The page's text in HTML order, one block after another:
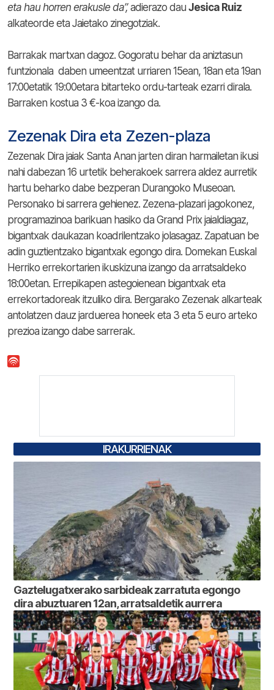
eta hau horren erakusle da”,adierazo dau Jesica Ruiz
alkateorde eta Jaietako zinegotziak.
Barrakak martxan dagoz. Gogoratu behar da aniztasun
funtzionala daben umeentzat urriaren 15ean, 18an eta 19an
17:00etatik 19:00etara bitarteko ordu-tarteak ezarri dirala.
Barraken kostua 3 €-koa izango da.
Zezenak Dira eta Zezen-plaza
Zezenak Dira jaiak Santa Anan jarten diran harmailetan ikusi
nahi dabezan 16 urtetik beherakoek sarrera aldez aurretik
hartu beharko dabe bezperan Durangoko Museoan.
Personako bi sarrera gehienez. Zezena-plazari jagokonez,
programazinoa barikuan hasiko da Grand Prix jaialdiagaz,
bigantxak daukazan koadrilentzako jolasagaz. Zapatuan be
adin guztientzako bigantxak egongo dira. Domekan Euskal
Herriko errekortarien ikuskizuna izango da arratsaldeko
18:00etan. Errepikapen astegoienean bigantxak eta
errekortadoreak itzuliko dira. Bergarako Zezenak alkarteak
antolatzen dauz jarduerea honeek eta 3 eta 5 euro arteko
prezioa izango dabe sarrerak.
IRAKURRIENAK
Gaztelugatxerako sarbideak zarratuta egongo
dira abuztuaren 12an, arratsaldetik aurrera